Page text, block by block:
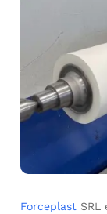
Forceplast SRL